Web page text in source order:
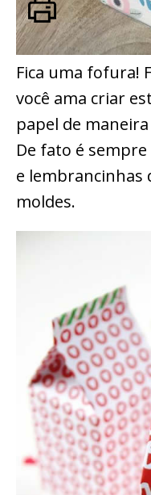
Fica uma fofura!
você ama criar
papel de
De fato é
e lembrancinhas
moldes.